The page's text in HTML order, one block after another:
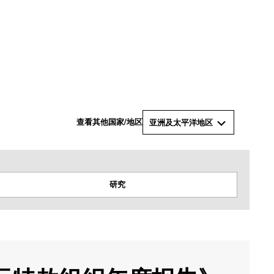
查看其他国家/地区 亚洲及太平洋地区
研究